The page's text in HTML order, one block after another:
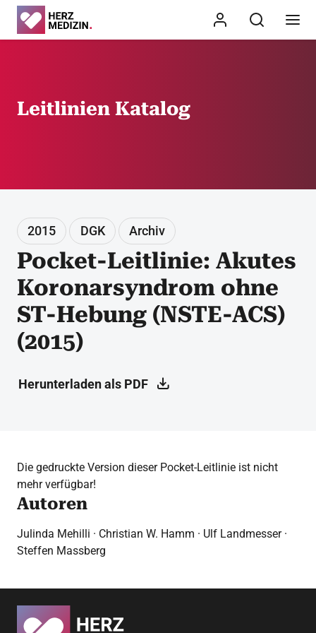
Leitlinien Katalog
2015 DGK Archiv
Pocket-Leitlinie: Akutes
Koronarsyndrom ohne
ST-Hebung (NSTE-ACS)
(2015)
Herunterladen als PDF
Die gedruckte Version dieser Pocket-Leitlinie ist nicht
mehr verfügbar!
Autoren
Julinda Mehilli · Christian W. Hamm · Ulf Landmesser ·
Steffen Massberg